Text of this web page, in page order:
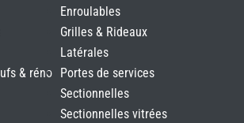
& réno
Enroulables
Grilles & Rideaux
Latérales
Portes de services
Sectionnelles
Sectionnelles vitrées